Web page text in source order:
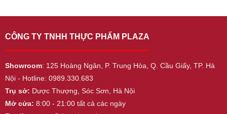
CÔNG TY TNHH THỰC PHẨM PLAZA
Showroom: 125 Hoàng Ngân, P. Trung Hòa, Q. Cầu Giấy, TP. Hà
Nội - Hotline: 0989.330.683
Trụ sở: Dược Thượng, Sóc Sơn, Hà Nội
Mở cửa: 8:00 - 21:00 tất cả các ngày